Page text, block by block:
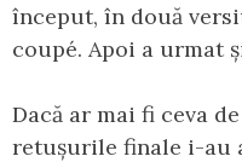
început, în două
coupé. Apoi a urmat
Dacă ar mai fi ceva
retușurile finale i-au